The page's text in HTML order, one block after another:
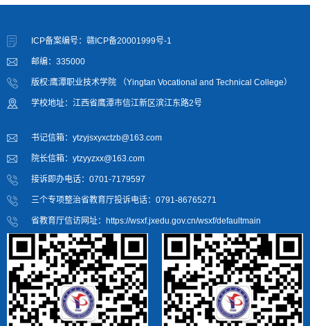
ICP备案编号：赣ICP备20001999号-1
邮编：335000
版权:鹰潭职业技术学院 （Yingtan Vocational and Technical College）
学校地址：江西省鹰潭市信江新区滨江东路2号
书记信箱：ytzyjsxyxctzb@163.com
院长信箱：ytzyyzxx@163.com
接诉即办电话：0701-7179597
三个专项整治省教育厅投诉电话：0791-86765271
省教育厅信访网址：https://wsxf.jxedu.gov.cn/wsxf/defaultmain